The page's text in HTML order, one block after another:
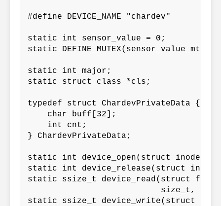
#define DEVICE_NAME "chardev"
static int sensor_value = 0;
static DEFINE_MUTEX(sensor_value_mtx);
static int major;
static struct class *cls;
typedef struct ChardevPrivateData {
    char buff[32];
    int cnt;
} ChardevPrivateData;
static int device_open(struct inode
static int device_release(struct
static ssize_t device_read(struct file
size_t,
static ssize_t device_write(struct